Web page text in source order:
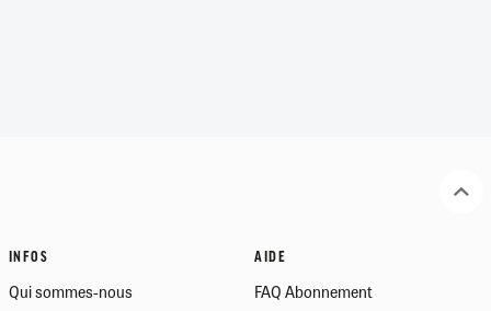
INFOS
Qui sommes-nous
AIDE
FAQ Abonnement